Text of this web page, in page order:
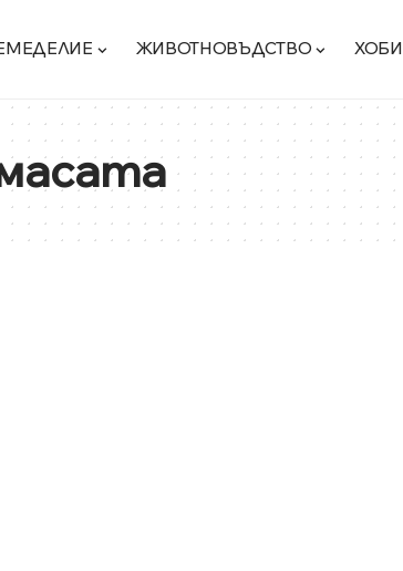
ЖИВОТНОВЪДСТВО ХОБИ